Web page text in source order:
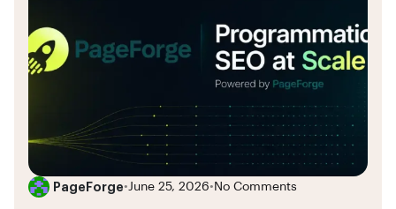
PageForge• June 25, 2026• No Comments